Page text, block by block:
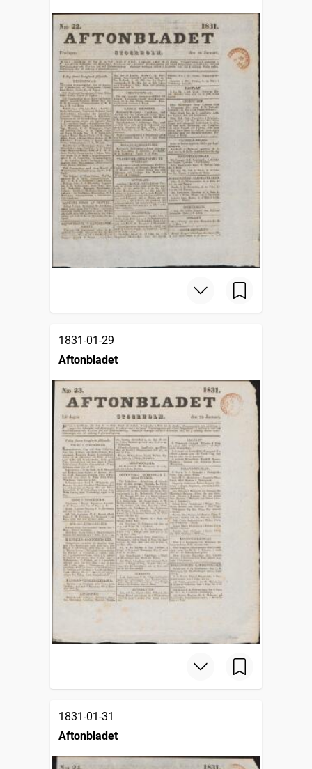
1831-01-29
Aftonbladet
1831-01-31
Aftonbladet